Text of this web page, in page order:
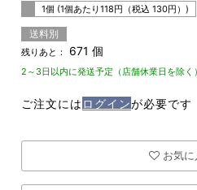
1個 (1個あたり118円（税込130円）)
送料別
残りあと： 671 個
2～3日以内に発送予定（店舗休業日を除く）
ご注文には ログインが必要です
お気に